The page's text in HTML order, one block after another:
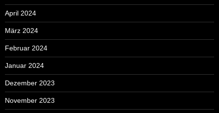
April 2024
März 2024
Februar 2024
Januar 2024
Dezember 2023
November 2023